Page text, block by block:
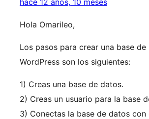
hace 12 años, 10 meses
Hola Omarileo,
Los pasos para crear una base
WordPress son los siguientes:
1) Creas una base de datos.
2) Creas un usuario para la base
3) Conectas la base de datos con